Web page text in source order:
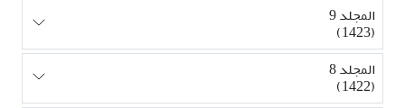
المجلد 9
(1423)
المجلد 8
(1422)